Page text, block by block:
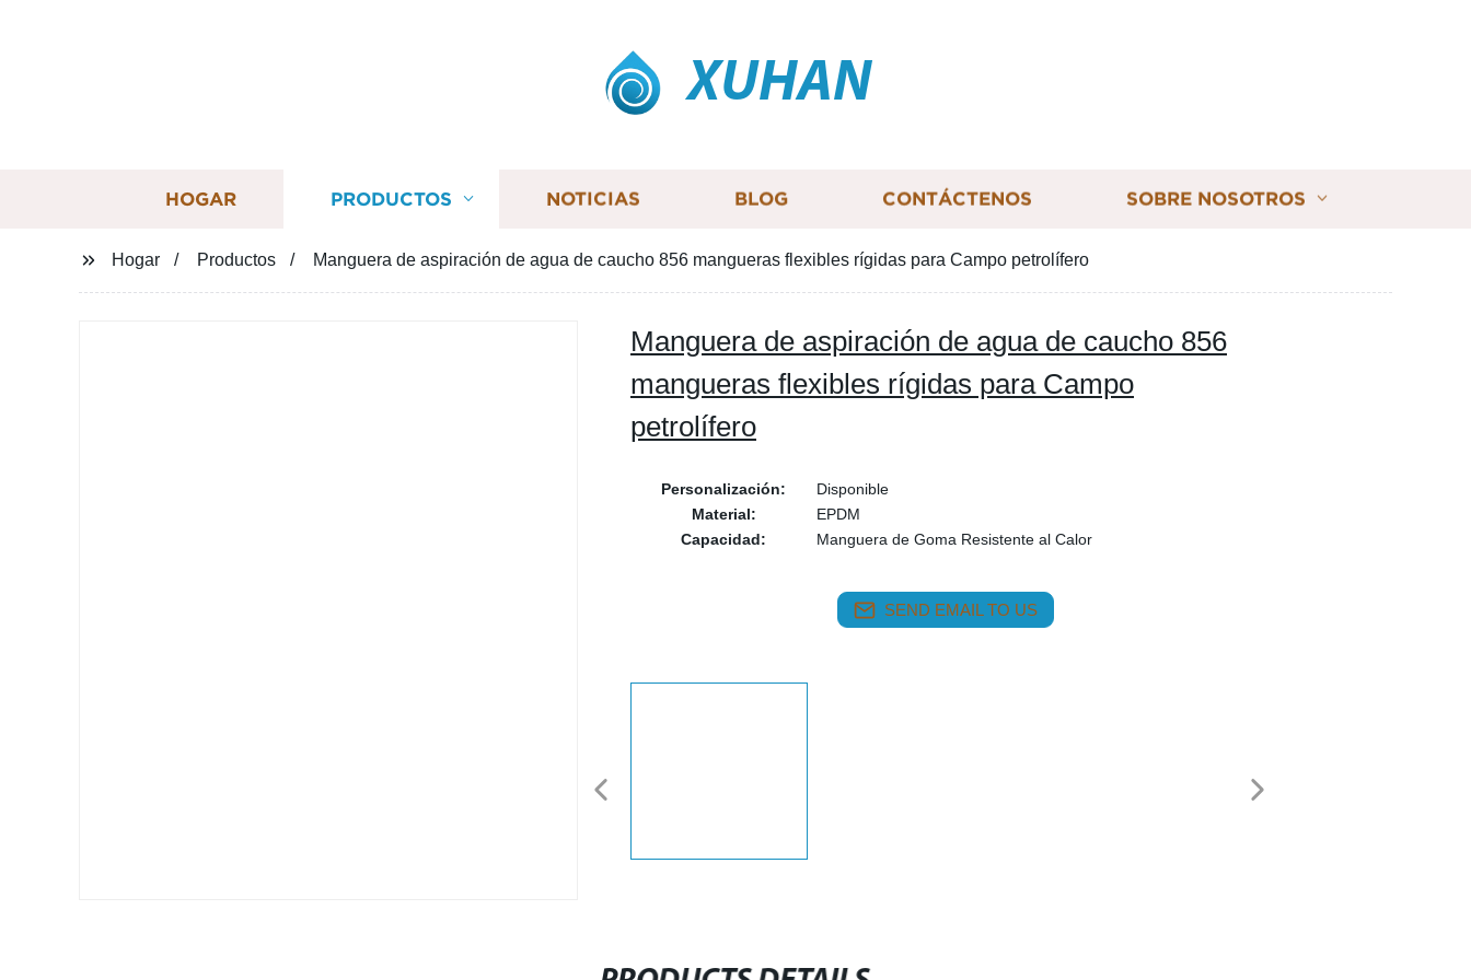
XUHAN
HOGAR PRODUCTOS NOTICIAS BLOG CONTÁCTENOS SOBRE NOSOTROS
Hogar Productos Manguera de aspiración de agua de caucho 856 mangueras flexibles rígidas para Campo petrolífero
Manguera de aspiración de agua de caucho 856
mangueras flexibles rígidas para Campo
petrolífero
Personalización:
Disponible
Material:
EPDM
Capacidad:
Manguera de Goma Resistente al Calor
SEND EMAIL TO US